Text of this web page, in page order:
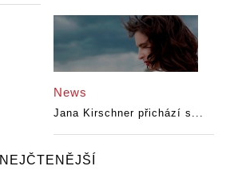
News
Jana Kirschner přichází s...
NEJČTENĚJŠÍ